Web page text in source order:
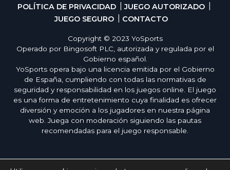
POLÍTICA DE PRIVACIDAD
JUEGO AUTORIZADO
JUEGO SEGURO
CONTACTO
Copyright © 2023 YoSports
Operado por Bingosoft PLC, autorizada y regulada por el
Gobierno español.
YoSports opera bajo una licencia emitida por el Gobierno
de España, cumpliendo con todas las normativas de
seguridad y responsabilidad en los juegos online. El juego
es una forma de entretenimiento cuya finalidad es ofrecer
diversión y emoción a los jugadores en nuestra página
web. Juega con moderación siguiendo las pautas
recomendadas para el juego responsable.